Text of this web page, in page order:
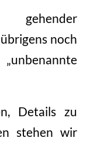
noch
Details zu
stehen wir